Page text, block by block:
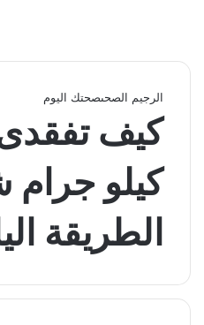
الرجيم الصحىصحتك اليوم
كيلو جرام
الطريقة